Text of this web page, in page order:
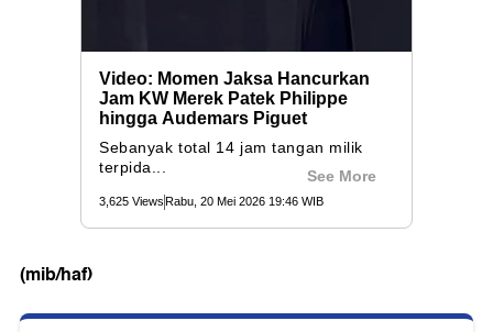
(mib/haf)